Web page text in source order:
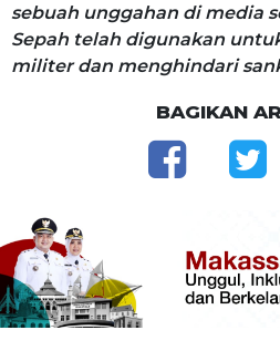
sebuah unggahan di media
Sepah telah digunakan
militer dan menghindari
BAGIKAN